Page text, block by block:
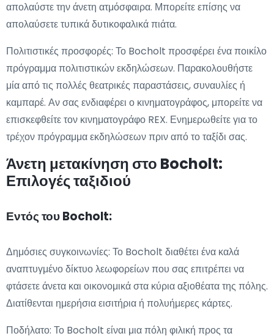
απολαύστε την άνετη ατμόσφαιρα. Μπορείτε επίσης να
απολαύσετε τυπικά δυτικοφαλικά πιάτα.
Πολιτιστικές προσφορές: Το Bocholt προσφέρει ένα ποικίλο
πρόγραμμα πολιτιστικών εκδηλώσεων. Παρακολουθήστε
μία από τις πολλές θεατρικές παραστάσεις, συναυλίες ή
καμπαρέ. Αν σας ενδιαφέρει ο κινηματογράφος, μπορείτε να
επισκεφθείτε τον κινηματογράφο REX. Ενημερωθείτε για το
τρέχον πρόγραμμα εκδηλώσεων πριν από το ταξίδι σας.
Άνετη μετακίνηση στο Bocholt:
Επιλογές ταξιδιού
Εντός του Bocholt:
Δημόσιες συγκοινωνίες: Το Bocholt διαθέτει ένα καλά
αναπτυγμένο δίκτυο λεωφορείων που σας επιτρέπει να
φτάσετε άνετα και οικονομικά στα κύρια αξιοθέατα της πόλης.
Διατίθενται ημερήσια εισιτήρια ή πολυήμερες κάρτες.
Ποδήλατο: Το Bocholt είναι μια πόλη φιλική προς τα